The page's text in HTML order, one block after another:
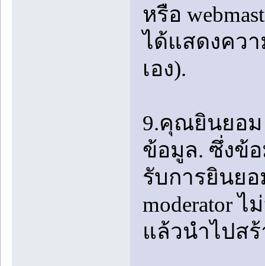
หรือ
ได้แสดงควา
เอง).
9.คุณยินยอม
ข้อมูล. ซึ่งข้
รับการยินยอ
moderator
แล้วนำไปส